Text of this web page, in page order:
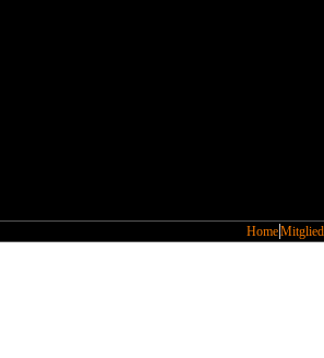
Home